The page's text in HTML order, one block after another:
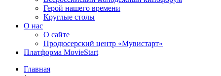
Герой нашего времени
Круглые столы
О нас
О сайте
Продюсерский центр «Мувистарт»
Платформа MovieStart
Главная